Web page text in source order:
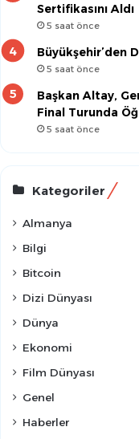
Sertifikasını Aldı
5 saat önce
Büyükşehir’den
5 saat önce
Başkan Altay,
Final Turunda
5 saat önce
Kategoriler
Almanya
Bilgi
Bitcoin
Dizi Dünyası
Dünya
Ekonomi
Film Dünyası
Genel
Haberler